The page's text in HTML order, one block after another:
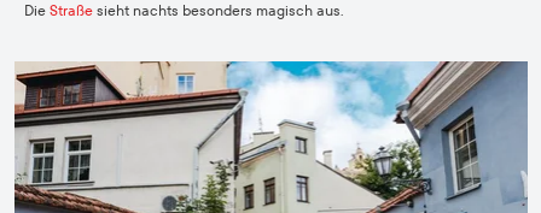
Die Straße sieht nachts besonders magisch aus.